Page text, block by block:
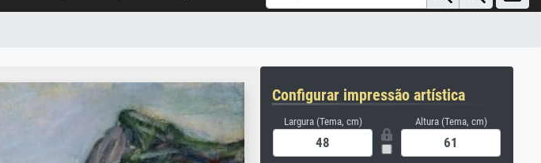
Configurar impressão artística
Largura (Tema, cm) Altura (Tema, cm)